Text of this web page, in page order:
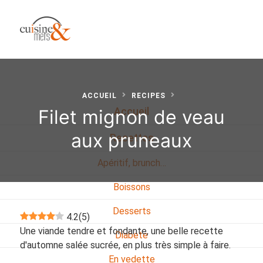
Accueil
Recettes
Apéritif, brunch…
Boissons
Desserts
Diabete
En vedette
ACCUEIL RECIPES
Filet mignon de veau
aux pruneaux
4.2(5)
Une viande tendre et fondante, une belle recette
d'automne salée sucrée, en plus très simple à faire.